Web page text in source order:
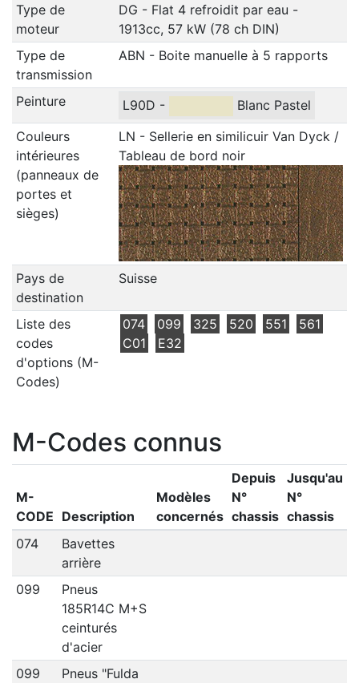
Type de
moteur
DG - Flat 4 refroidit par eau -
1913cc, 57 kW (78 ch DIN)
Type de
transmission
ABN - Boite manuelle à 5 rapports
Peinture L90D -
Blanc Pastel
Couleurs
intérieures
(panneaux de
portes et
sièges)
LN - Sellerie en similicuir Van Dyck /
Tableau de bord noir
Pays de
destination
Suisse
Liste des
codes
d'options (M-
Codes)
074 099 325 520 551
561
C01
E32
M-Codes connus
M-
CODE Description
Modèles
concernés
Depuis
N°
chassis
Jusqu'au
N°
chassis
074
Bavettes
arrière
099
Pneus
185R14C M+S
ceinturés
d'acier
099
Pneus "Fulda